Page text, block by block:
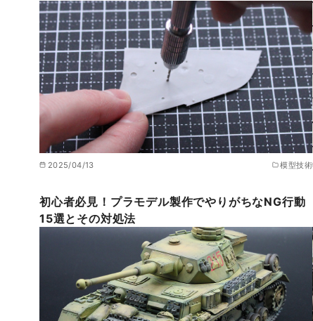
2025/04/13 模型技術
初心者必見！プラモデル製作でやりがちなNG行動
15選とその対処法